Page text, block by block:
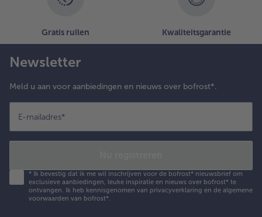
Gratis ruilen Kwaliteitsgarantie
Newsletter
Meld u aan voor aanbiedingen en nieuws over bofrost*.
E-mailadres*
* Ik bevestig dat ik me wil inschrijven voor de bofrost* nieuwsbrief om
exclusieve aanbiedingen, leuke inspiratie en nieuws over bofrost* te
ontvangen. Ik heb kennisgenomen van privacyverklaring en de algemene
voorwaarden van bofrost*.